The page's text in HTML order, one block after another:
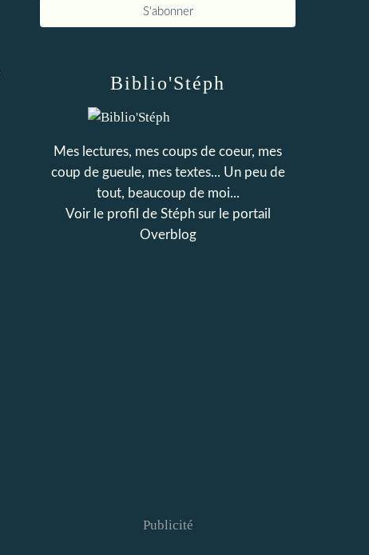
Biblio'Stéph
Mes lectures, mes coups de coeur, mes
coup de gueule, mes textes... Un peu de
tout, beaucoup de moi...
Voir le profil de Stéphsur le portail
Overblog
Publicité